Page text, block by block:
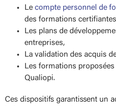
Le compte personnel de
des formations
Les plans de
entreprises,
La validation des acquis
Les formations
Qualiopi.
Ces dispositifs garantissent un